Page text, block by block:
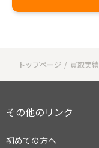
トップページ 買取実績
その他のリンク
初めての方へ